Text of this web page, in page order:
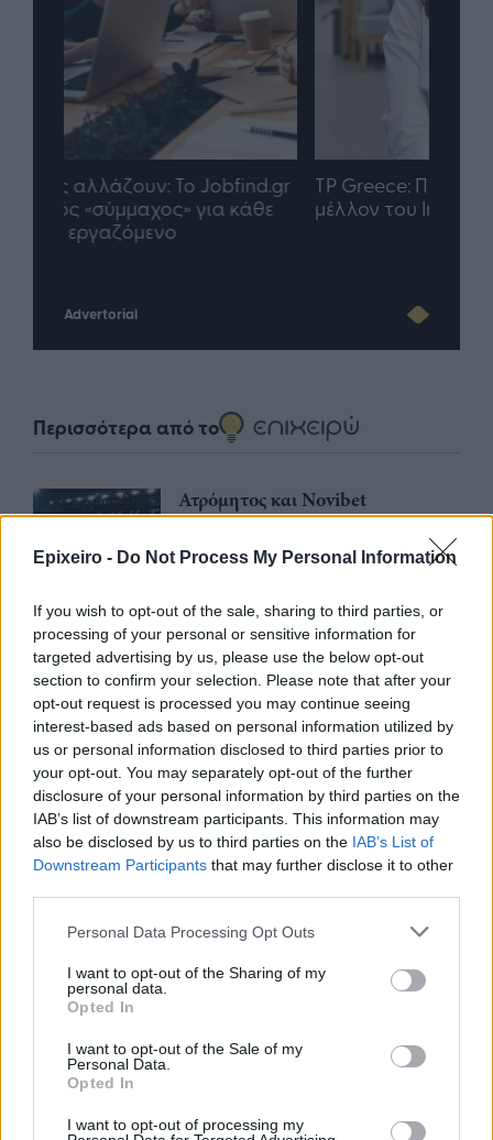
Epixeiro - Do Not Process My Personal Information
If you wish to opt-out of the sale, sharing to third parties, or
processing of your personal or sensitive information for
targeted advertising by us, please use the below opt-out
section to confirm your selection. Please note that after your
opt-out request is processed you may continue seeing
interest-based ads based on personal information utilized by
us or personal information disclosed to third parties prior to
your opt-out. You may separately opt-out of the further
disclosure of your personal information by third parties on the
IAB’s list of downstream participants. This information may
also be disclosed by us to third parties on the IAB’s List of
Downstream Participants that may further disclose it to other
Personal Data Processing Opt Outs
I want to opt-out of the Sharing of my
personal data.
Opted In
I want to opt-out of the Sale of my
Personal Data.
Opted In
I want to opt-out of processing my
TP Greece: Πώς διαμορφώνεται το
μέλλον του Insurance στην εποχή του AI
Advertorial
Περισσότερα από το
Ατρόμητος και Novibet
ανανεώνουν τη συνεργασία τους
μέχρι το 2028
Βραβευμένα κρασιά με την
υπογραφή της Lidl Ελλάς
07/08/26|15:29
CSG: Διψήφια αύξηση εσόδων
και ισχυρό ανεκτέλεστο
συμβάσεων το πρώτο εξάμηνο
του 2026
Apollo Global Management:
δισ. δολαρίων - Η δήλωση του Sir
για το ειδικό πρόγραμμα στήριξης